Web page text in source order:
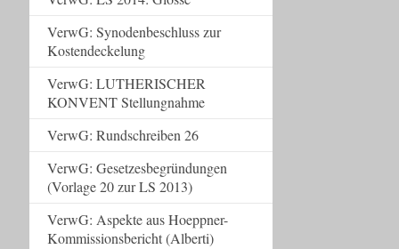
VerwG: Synodenbeschluss zur
Kostendeckelung
VerwG: LUTHERISCHER
KONVENT Stellungnahme
VerwG: Rundschreiben 26
VerwG: Gesetzesbegründungen
(Vorlage 20 zur LS 2013)
VerwG: Aspekte aus Hoeppner-
Kommissionsbericht (Alberti)